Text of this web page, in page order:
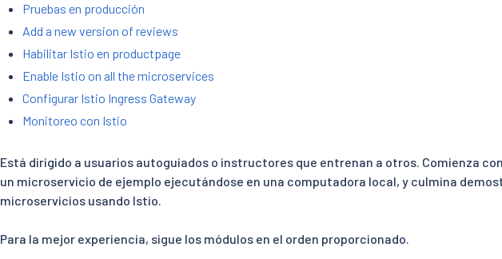
Pruebas en producción
Add a new version of reviews
Habilitar Istio en productpage
Enable Istio on all the microservices
Configurar Istio Ingress Gateway
Monitoreo con Istio
Está dirigido a usuarios autoguiados o instructores que entrenan a otros. Comienza
un microservicio de ejemplo ejecutándose en una computadora local, y culmina
microservicios usando Istio.
Para la mejor experiencia, sigue los módulos en el orden proporcionado.